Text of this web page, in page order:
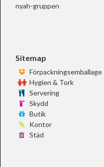
nyah-gruppen
Sitemap
Förpackningsemballage
Hygien & Tork
Servering
Skydd
Butik
Kontor
Städ